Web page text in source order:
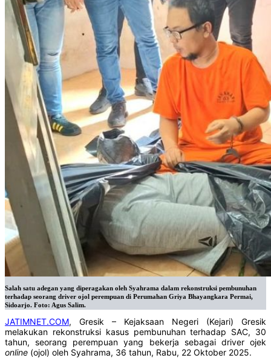
Salah satu adegan yang diperagakan oleh Syahrama dalam rekonstruksi pembunuhan
terhadap seorang driver ojol perempuan di Perumahan Griya Bhayangkara Permai,
Sidoarjo. Foto: Agus Salim.
JATIMNET.COM, Gresik – Kejaksaan Negeri (Kejari) Gresik
melakukan rekonstruksi kasus pembunuhan terhadap SAC, 30
tahun, seorang perempuan yang bekerja sebagai driver ojek
online (ojol) oleh Syahrama, 36 tahun, Rabu, 22 Oktober 2025.